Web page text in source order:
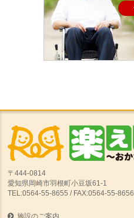
〒444-0814
愛知県岡崎市羽根町小豆坂61-1
TEL:0564-55-8655 / FAX:0564-55-8656
施設のご案内